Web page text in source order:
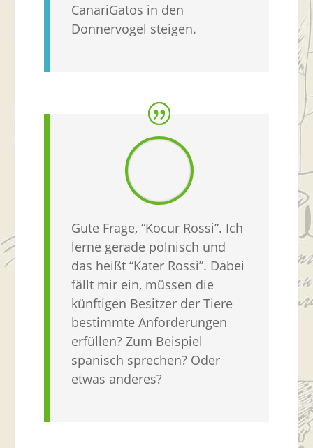
CanariGatos in den
Donnervogel steigen.
Gute Frage, “Kocur Rossi”. Ich
lerne gerade polnisch und
das heißt “Kater Rossi”. Dabei
fällt mir ein, müssen die
künftigen Besitzer der Tiere
bestimmte Anforderungen
erfüllen? Zum Beispiel
spanisch sprechen? Oder
etwas anderes?